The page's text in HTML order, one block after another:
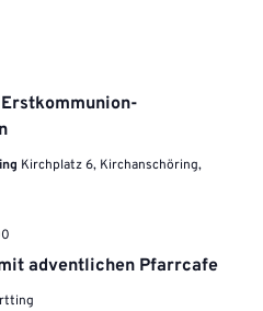
Kirchplatz 6, Kirchanschöring,
adventlichen Pfarrcafe